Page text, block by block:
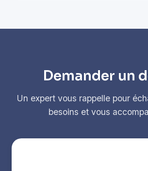
Demander un
Un expert vous rappelle pour
besoins et vous